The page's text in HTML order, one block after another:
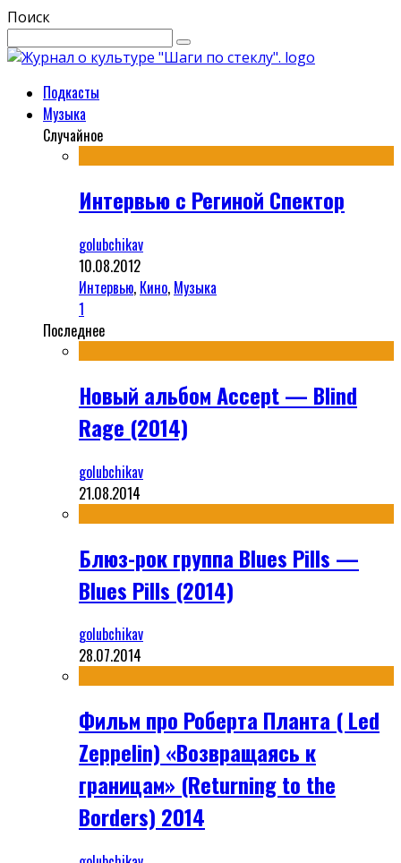
Поиск
Подкасты
Музыка
Случайное
Интервью с Региной Спектор
golubchikav
10.08.2012
Интервью, Кино, Музыка
1
Последнее
Новый альбом Accept — Blind
Rage (2014)
golubchikav
21.08.2014
Блюз-рок группа Blues Pills —
Blues Pills (2014)
golubchikav
28.07.2014
Фильм про Роберта Планта ( Led
Zeppelin) «Возвращаясь к
границам» (Returning to the
Borders) 2014